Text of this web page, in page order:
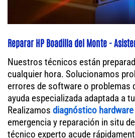
Reparar HP Boadilla del Monte -
Nuestros técnicos están
cualquier hora. Solucionamos
errores de software o problemas
ayuda especializada adaptada a
Realizamos diagnóstico
emergencia y reparación in situ
técnico experto acude